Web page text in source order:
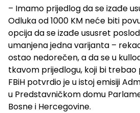
– Imamo prijedlog da se izađe
Odluka od 1000 KM neće biti
opcija da se izađe ususret
umanjena jedna varijanta –
ostao nedorečen, a da se u
tkavom prijedlogu, koji bi
FBiH potvrdio je u istoj emisiji
u Predstavničkom domu
Bosne i Hercegovine.